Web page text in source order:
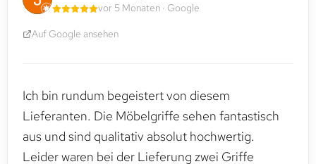
vor 5 Monaten · Google
Auf Google ansehen
Ich bin rundum begeistert von diesem
Lieferanten. Die Möbelgriffe sehen fantastisch
aus und sind qualitativ absolut hochwertig.
Leider waren bei der Lieferung zwei Griffe